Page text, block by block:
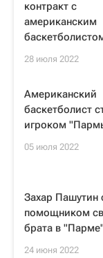
контракт с
американским
28 июля 2022
Американский
баскетболист
игроком
05 июля 2022
Захар Пашутин
помощником
брата в "Парме"
24 июня 2022